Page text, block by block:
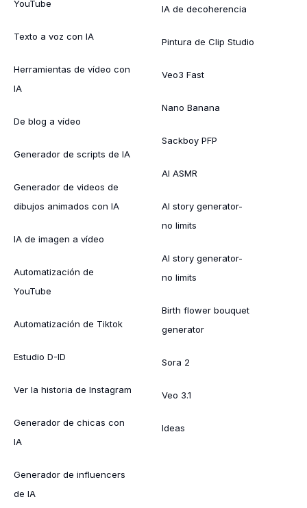
YouTube
Texto a voz con IA
Herramientas de vídeo con
IA
De blog a vídeo
Generador de scripts de IA
Generador de videos de
dibujos animados con IA
IA de imagen a vídeo
Automatización de
YouTube
Automatización de Tiktok
Estudio D-ID
Ver la historia de Instagram
Generador de chicas con
IA
Generador de influencers
de IA
IA de decoherencia
Pintura de Clip Studio
Veo3 Fast
Nano Banana
Sackboy PFP
AI ASMR
AI story generator-
no limits
AI story generator-
no limits
Birth flower bouquet
generator
Sora 2
Veo 3.1
Ideas